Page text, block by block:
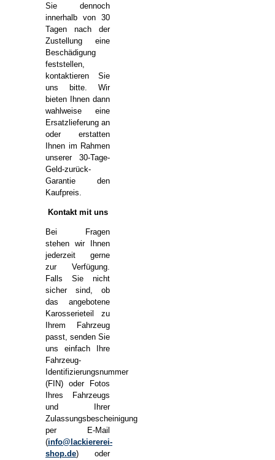
Sie dennoch
innerhalb von 30
Tagen nach der
Zustellung eine
Beschädigung
feststellen,
kontaktieren Sie
uns bitte. Wir
bieten Ihnen dann
wahlweise eine
Ersatzlieferung an
oder erstatten
Ihnen im Rahmen
unserer 30-Tage-
Geld-zurück-
Garantie den
Kaufpreis.
Kontakt mit uns
Bei Fragen
stehen wir Ihnen
jederzeit gerne
zur Verfügung.
Falls Sie nicht
sicher sind, ob
das angebotene
Karosserieteil zu
Ihrem Fahrzeug
passt, senden Sie
uns einfach Ihre
Fahrzeug-
Identifizierungsnummer
(FIN) oder Fotos
Ihres Fahrzeugs
und Ihrer
Zulassungsbescheinigung
per E-Mail
(info@lackiererei-
shop.de) oder